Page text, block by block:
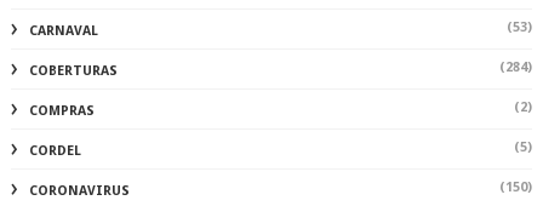
CARNAVAL (53)
COBERTURAS (284)
COMPRAS (2)
CORDEL (5)
CORONAVIRUS (150)